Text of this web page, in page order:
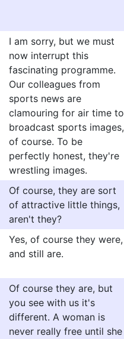
I am sorry, but we must
now interrupt this
fascinating programme.
Our colleagues from
sports news are
clamouring for air time to
broadcast sports images,
of course. To be
perfectly honest, they're
wrestling images.
Of course, they are sort
of attractive little things,
aren't they?
Yes, of course they were,
and still are.
Of course they are, but
you see with us it's
different. A woman is
never really free until she